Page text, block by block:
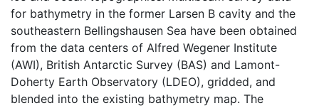
for bathymetry in the former Larsen B cavity and the
southeastern Bellingshausen Sea have been obtained
from the data centers of Alfred Wegener Institute
(AWI), British Antarctic Survey (BAS) and Lamont-
Doherty Earth Observatory (LDEO), gridded, and
blended into the existing bathymetry map. The